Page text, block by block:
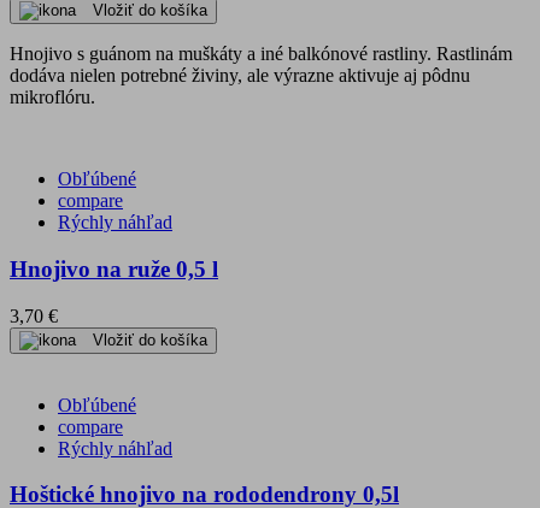
Vložiť do košíka
Hnojivo s guánom na muškáty a iné balkónové rastliny. Rastlinám
dodáva nielen potrebné živiny, ale výrazne aktivuje aj pôdnu
mikroflóru.
Obľúbené
compare
Rýchly náhľad
Hnojivo na ruže 0,5 l
3,70 €
Vložiť do košíka
Obľúbené
compare
Rýchly náhľad
Hoštické hnojivo na rododendrony 0,5l